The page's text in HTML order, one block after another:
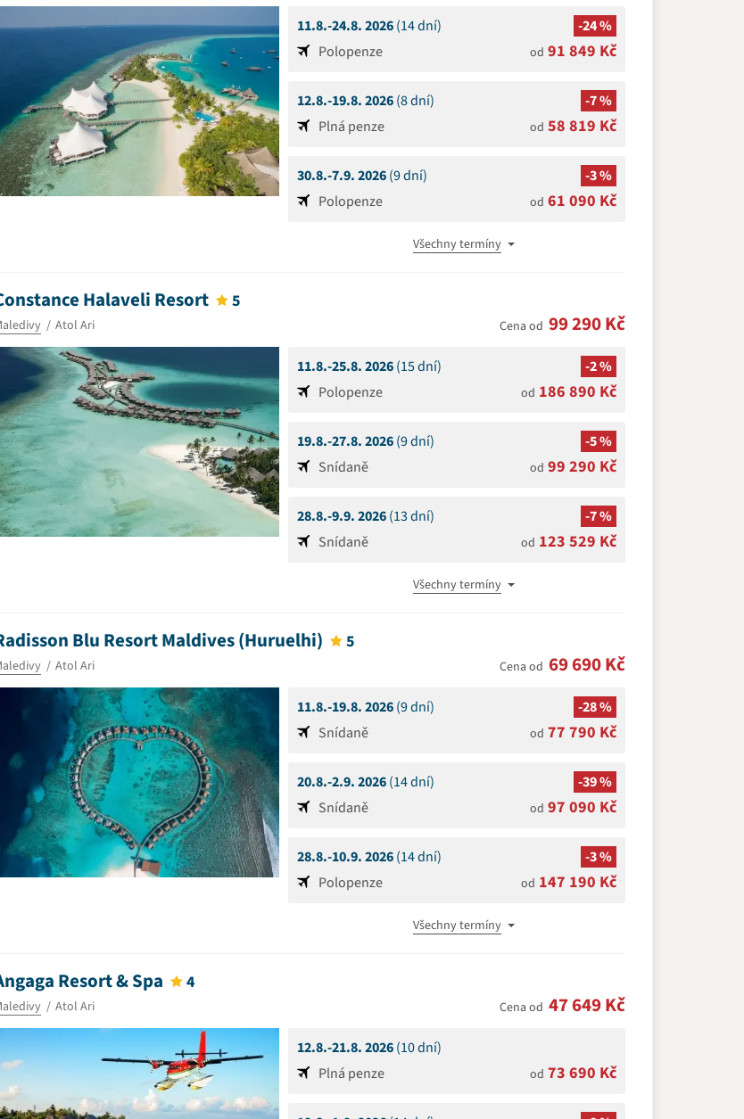
11.8.-24.8. 2026(14 dní)
-24 %
Polopenze
od 91 849 Kč
12.8.-19.8. 2026(8 dní)
-7 %
Plná penze
od 58 819 Kč
30.8.-7.9. 2026(9 dní)
-3 %
Polopenze
od 61 090 Kč
Všechny termíny
Halaveli Resort 5
Atol Ari Cena od 99 290 Kč
11.8.-25.8. 2026(15 dní)
-2 %
Polopenze
od 186 890 Kč
19.8.-27.8. 2026(9 dní)
-5 %
Snídaně
od 99 290 Kč
28.8.-9.9. 2026(13 dní)
-7 %
Snídaně
od 123 529 Kč
Všechny termíny
Blu Resort Maldives (Huruelhi) 5
Atol Ari Cena od 69 690 Kč
11.8.-19.8. 2026(9 dní)
-28 %
Snídaně
od 77 790 Kč
20.8.-2.9. 2026(14 dní)
-39 %
Snídaně
od 97 090 Kč
28.8.-10.9. 2026(14 dní)
-3 %
Polopenze
od 147 190 Kč
Všechny termíny
Resort & Spa 4
Atol Ari Cena od 47 649 Kč
12.8.-21.8. 2026(10 dní)
Plná penze
od 73 690 Kč